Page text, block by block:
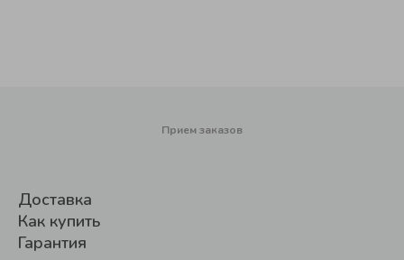
Доставка
Как купить
Гарантия
Прием заказов